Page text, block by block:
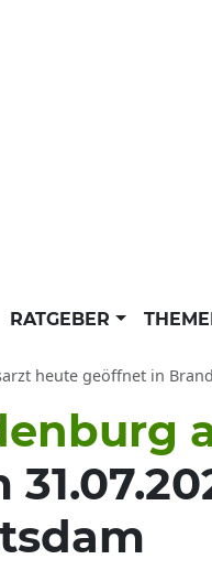
RATGEBER
geöffnet in Brandenburg an der